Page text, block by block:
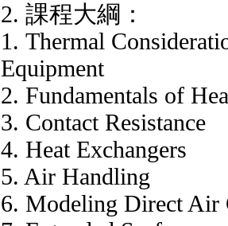
2. 課程大綱：
1. Thermal
Equipment
2. Fundamentals of
3. Contact Resistance
4. Heat Exchangers
5. Air Handling
6. Modeling Direct Air